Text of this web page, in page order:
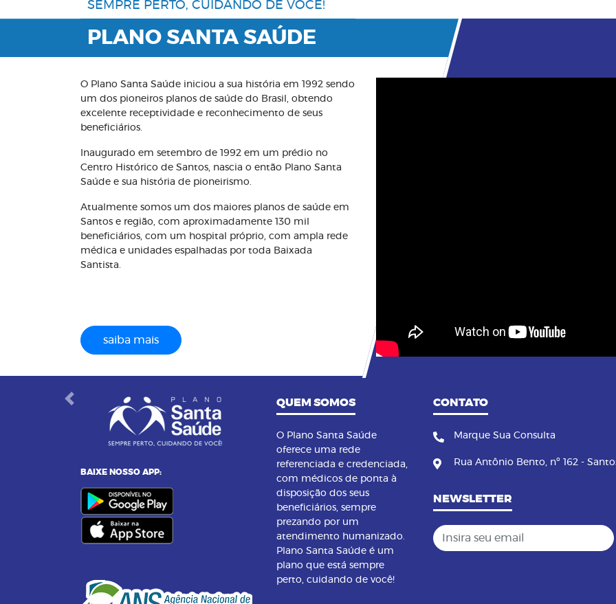
SEMPRE PERTO, CUIDANDO DE VOCÊ!
O Plano Santa Saúde iniciou a sua história em 1992 sendo
um dos pioneiros planos de saúde do Brasil, obtendo
beneficiários.
Inaugurado em setembro de 1992 em um prédio no
Atualmente somos um dos maiores planos de saúde em
Santos e região, com aproximadamente 130 mil
beneficiários, com um hospital próprio, com ampla rede
BAIXE NOSSO APP:
QUEM SOMOS
O Plano Santa Saúde
oferece uma rede
referenciada e credenciada,
com médicos de ponta à
disposição dos seus
beneficiários, sempre
prezando por um
atendimento humanizado.
Plano Santa Saúde é um
CONTATO
Marque Sua Consulta
Rua Antônio Bento, nº 162 -
NEWSLETTER